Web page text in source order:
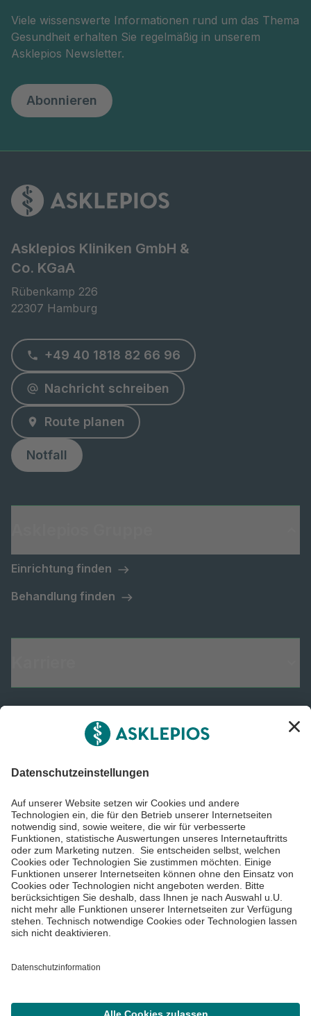
Viele wissenswerte Informationen rund um das Thema
Gesundheit erhalten Sie regelmäßig in unserem
Asklepios Newsletter.
Abonnieren
Asklepios Kliniken GmbH &
Co. KGaA
Rübenkamp 226
22307 Hamburg
+49 40 1818 82 66 96
Nachricht schreiben
Route planen
Notfall
Einrichtung finden
Behandlung finden
Informiert bleiben
Impressum
Datenschutzinformationen
Barrierefreiheit